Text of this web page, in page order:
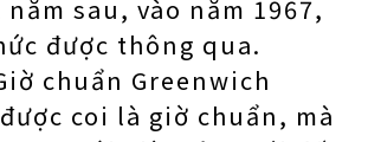
sau, vào năm 1967,
được thông qua.
chuẩn Greenwich
coi là giờ chuẩn, mà